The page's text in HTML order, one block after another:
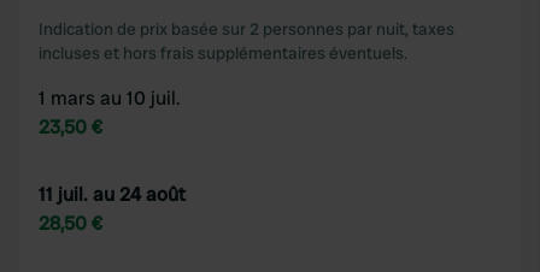
Indication de prix basée sur 2 personnes par nuit, taxes
incluses et hors frais supplémentaires éventuels.
1 mars au 10 juil.
23,50 €
11 juil. au 24 août
28,50 €